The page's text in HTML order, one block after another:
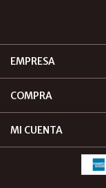
EMPRESA
COMPRA
MI CUENTA